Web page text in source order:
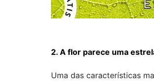
2. A flor parece uma
Uma das características